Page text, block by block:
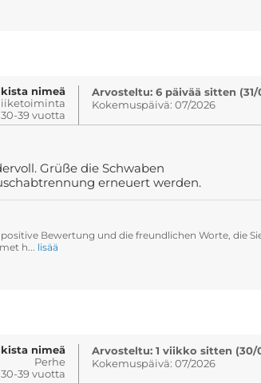
nimeä
30-39 vuotta
Arvosteltu: 6 päivää sitten (31/
Kokemuspäivä: 07/2026
Grüße die Schwaben
erneuert werden.
Bewertung und die freundlichen Worte, die
h... lisää
nimeä
Perhe
30-39 vuotta
Arvosteltu: 1 viikko sitten (30/
Kokemuspäivä: 07/2026